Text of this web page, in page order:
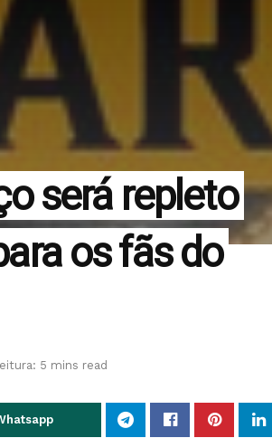
será repleto
os fãs do
5 mins read